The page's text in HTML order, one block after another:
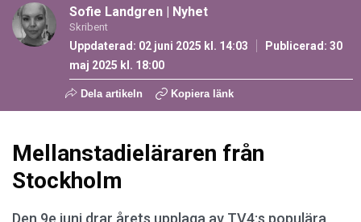
Sofie Landgren | Nyhet
Skribent
Uppdaterad: 02 juni 2025 kl. 14:03 Publicerad: 30
maj 2025 kl. 18:00
Dela artikeln Kopiera länk
Mellanstadieläraren från
Stockholm
Den 9e juni drar årets upplaga av TV4:s populära